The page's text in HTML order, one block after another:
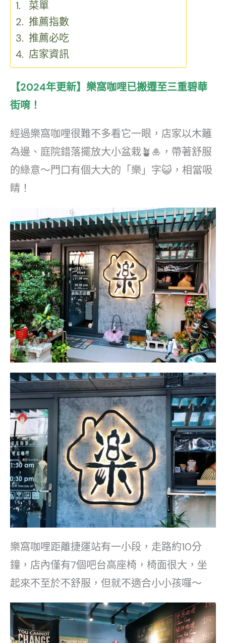
菜單
推薦指數
推薦必吃
店家資訊
【2024年更新】樂窩咖哩已搬遷至三重碧華
街唷！
經過樂窩咖哩很難不多看它一眼，店家以木籬
為邊、庭院錯落擺放大小盆栽🪴🎍，帶著舒服
的綠意～門口有個大大的「樂」字😺，相當吸
睛！
樂窩咖哩距離捷運站有一小段，走路約10分
鐘，店內僅有7個吧台高座椅，椅面很大，坐
起來不至於不舒服，但就不適合小小孩囉～